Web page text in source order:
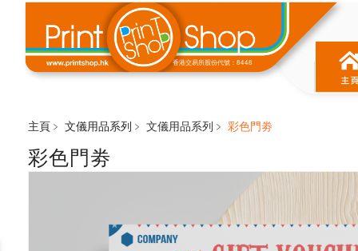
香港交易所股份代號：8448
主頁﹥ 文儀⽤品系列 ﹥ 文儀⽤品系列 ﹥ 彩⾊⾨劵
彩⾊⾨劵